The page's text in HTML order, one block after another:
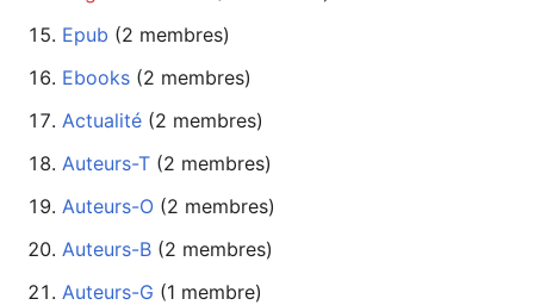
Epub ‏‎ (2 membres)
Ebooks ‏‎ (2 membres)
Actualité ‏‎ (2 membres)
Auteurs-T ‏‎ (2 membres)
Auteurs-O ‏‎ (2 membres)
Auteurs-B ‏‎ (2 membres)
Auteurs-G ‏‎ (1 membre)